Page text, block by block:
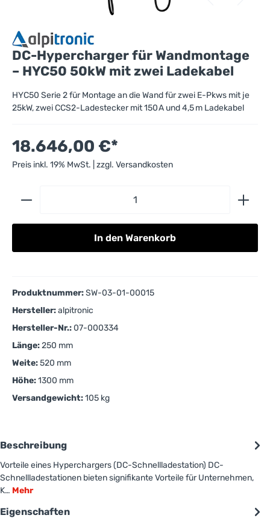
DC-Hypercharger für Wandmontage
– HYC50 50kW mit zwei Ladekabel
HYC50 Serie 2 für Montage an die Wand für zwei E-Pkws mit je
25kW, zwei CCS2-Ladestecker mit 150 A und 4,5 m Ladekabel
18.646,00 €*
Preis inkl. 19% MwSt. | zzgl. Versandkosten
Produkt Anzahl: Gib den gewünschten
In den Warenkorb
Produktnummer:SW-03-01-00015
Hersteller:alpitronic
Hersteller-Nr.:07-000334
Länge:250 mm
Weite:520 mm
Höhe:1300 mm
Versandgewicht:105 kg
Beschreibung
Vorteile eines Hyperchargers (DC-Schnellladestation) DC-
Schnellladestationen bieten signifikante Vorteile für Unternehmen,
K… Mehr
Eigenschaften